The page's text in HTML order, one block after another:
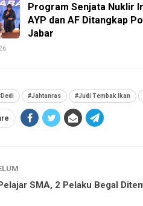
Program Senjata Nuklir
AYP dan AF Ditangkap
Jabar
#Jahtanras #Judi Tembak Ikan
SMA, 2 Pelaku Begal